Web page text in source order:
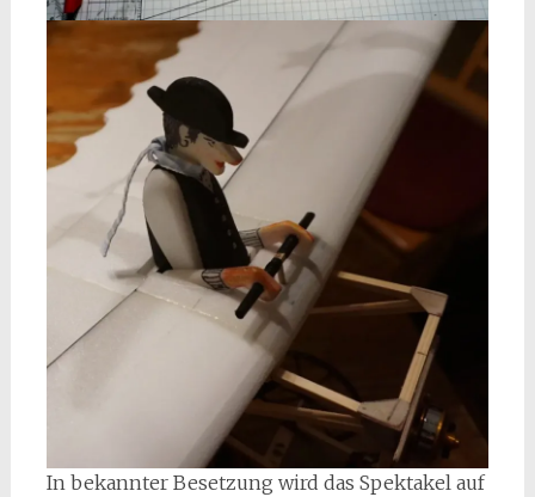
In bekannter Besetzung wird das Spektakel auf